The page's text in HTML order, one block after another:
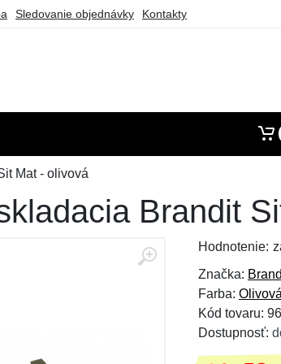
Sledovanie objednávky Kontakty
Mat - olivová
Brandit
Hodnotenie:
Značka:
Farba: Olivová
Kód tovaru:
Dostupnosť: